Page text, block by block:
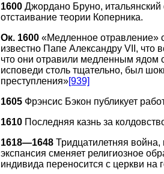
1600 Джордано Бруно,
отстаивание теории Коперника.
Ок. 1600 «Медленное отравление»
известно Папе Александру VII,
что они отравили медленным ядом
исповеди столь тщательно, был
преступления»[939]
1605 Фрэнсис Бэкон публикует
1610 Последняя казнь за
1618—1648 Тридцатилетняя
экспансия сменяет религиозное
индивида переносится с церкви на